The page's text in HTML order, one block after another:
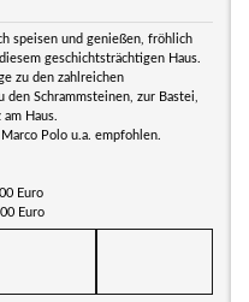
speisen und genießen, fröhlich
geschichtsträchtigen Haus.
zu den zahlreichen
Schrammsteinen, zur Bastei,
Haus.
Polo u.a. empfohlen.
Euro
Euro